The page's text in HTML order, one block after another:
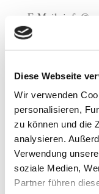
Diese Webseite
Wir verwenden
personalisieren,
zu können und die
analysieren.
Verwendung
soziale Medien,
Partner führen
E-Mail:
USt-IdNr.:
Flessabank
IBAN: DE03
BIC:
Alternative
Die
für die
(OS-Plattform)